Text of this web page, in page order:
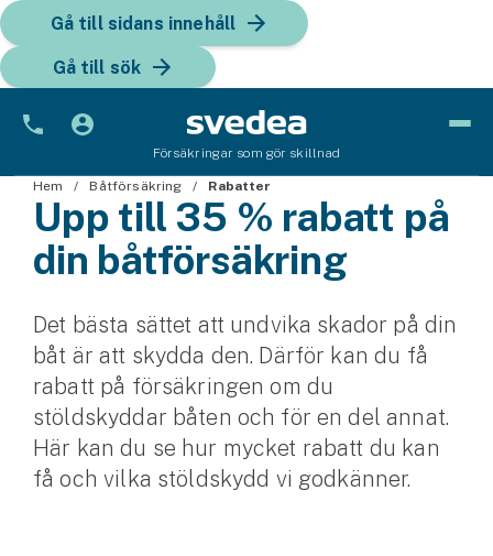
Gå till sidans innehåll
Gå till sök
Försäkringar som gör skillnad
Bil
Bilförsäkring
Fordon
Snöskoterförsäkring
ATV-försäkring
Släpvagnsförsäkring
Hem Båtförsäkring Rabatter
Upp till 35 % rabatt på
din båtförsäkring
Det bästa sättet att undvika skador på din
båt är att skydda den. Därför kan du få
rabatt på försäkringen om du
stöldskyddar båten och för en del annat.
Här kan du se hur mycket rabatt du kan
få och vilka stöldskydd vi godkänner.